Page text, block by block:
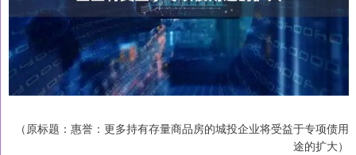
（原标题：惠誉：更多持有存量商品房的城投企业将受益于专项债用
途的扩大）